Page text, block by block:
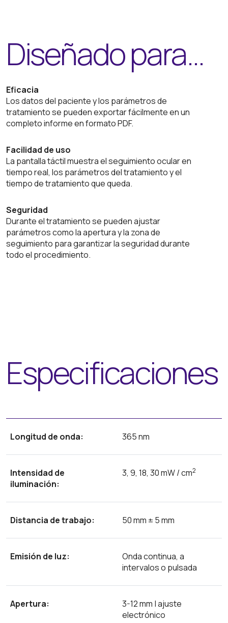
Diseñado para…
Eficacia
Los datos del paciente y los parámetros de
tratamiento se pueden exportar fácilmente en un
completo informe en formato PDF.
Facilidad de uso
La pantalla táctil muestra el seguimiento ocular en
tiempo real, los parámetros del tratamiento y el
tiempo de tratamiento que queda.
Seguridad
Durante el tratamiento se pueden ajustar
parámetros como la apertura y la zona de
seguimiento para garantizar la seguridad durante
todo el procedimiento.
Especificaciones
Longitud de onda: 365 nm
Intensidad de
iluminación:
3, 9, 18, 30 mW / cm2
Distancia de trabajo: 50 mm ± 5 mm
Emisión de luz:
Onda continua, a
intervalos o pulsada
Apertura:
3-12 mm | ajuste
electrónico